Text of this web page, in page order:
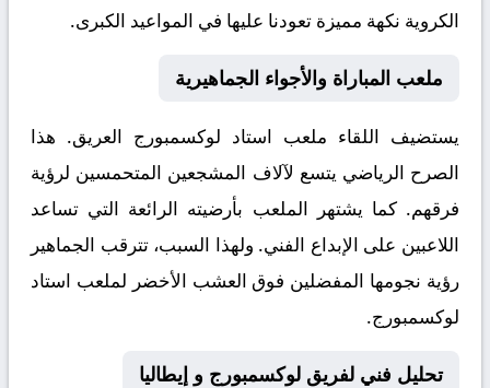
الكروية نكهة مميزة تعودنا عليها في المواعيد الكبرى.
ملعب المباراة والأجواء الجماهيرية
يستضيف اللقاء ملعب استاد لوكسمبورج العريق. هذا
الصرح الرياضي يتسع لآلاف المشجعين المتحمسين لرؤية
فرقهم. كما يشتهر الملعب بأرضيته الرائعة التي تساعد
اللاعبين على الإبداع الفني. ولهذا السبب، تترقب الجماهير
رؤية نجومها المفضلين فوق العشب الأخضر لملعب استاد
لوكسمبورج.
تحليل فني لفريق لوكسمبورج و إيطاليا